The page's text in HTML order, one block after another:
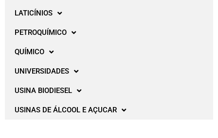
LATICÍNIOS
PETROQUÍMICO
QUÍMICO
UNIVERSIDADES
USINA BIODIESEL
USINAS DE ÁLCOOL E AÇUCAR